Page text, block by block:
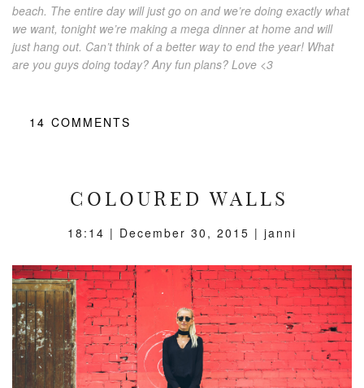
beach. The entire day will just go on and we’re doing exactly what
we want, tonight we’re making a mega dinner at home and will
just hang out. Can’t think of a better way to end the year! What
are you guys doing today? Any fun plans? Love <3
14 COMMENTS
COLOURED WALLS
18:14 | December 30, 2015 | janni